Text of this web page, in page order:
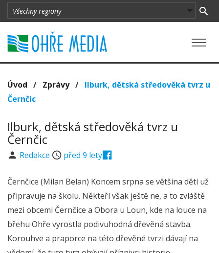
Úvod / Zprávy/ Ilburk, dětská středověká tvrz u
Černčic
Ilburk, dětská středověká tvrz u
Černčic
Redakce před 9 lety
Černčice (Milan Belan) Koncem srpna se většina dětí už
připravuje na školu. Někteří však ještě ne, a to zvláště
mezi obcemi Černčice a Obora u Loun, kde na louce na
břehu Ohře vyrostla podivuhodná dřevěná stavba.
Korouhve a praporce na této dřevěné tvrzi dávají na